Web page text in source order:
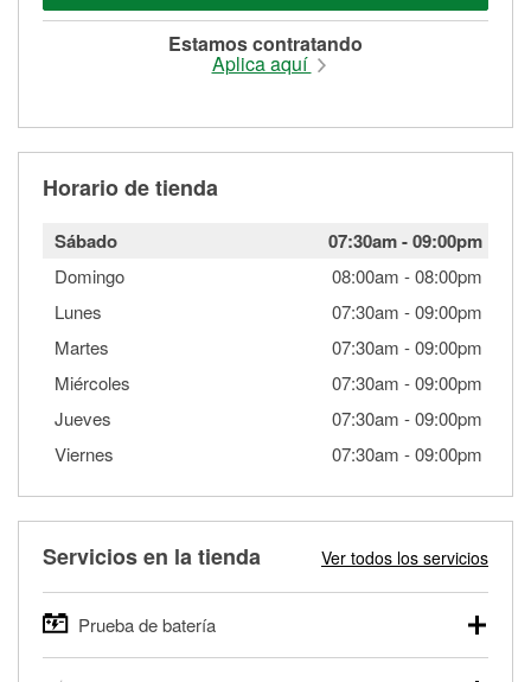
Estamos contratando
Aplica aquí
Horario de tienda
Sábado 07:30am-09:00pm
Domingo 08:00am -08:00pm
Lunes
07:30am -09:00pm
Martes
07:30am -09:00pm
Miércoles
07:30am -09:00pm
Jueves
07:30am -09:00pm
Viernes
07:30am -09:00pm
Servicios en la tienda Ver todos los servicios
Prueba de batería